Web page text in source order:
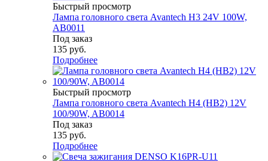
Быстрый просмотр
Лампа головного света Avantech H3 24V 100W,
AB0011
Под заказ
135 руб.
Подробнее
Быстрый просмотр
Лампа головного света Avantech H4 (HB2) 12V
100/90W, AB0014
Под заказ
135 руб.
Подробнее